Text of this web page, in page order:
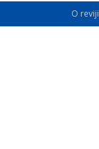
O reviji